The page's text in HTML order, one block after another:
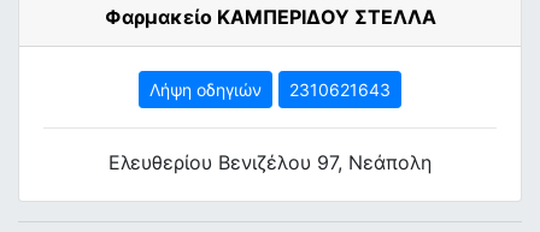
Φαρμακείο ΚΑΜΠΕΡΙΔΟΥ ΣΤΕΛΛΑ
Λήψη οδηγιών 2310621643
Ελευθερίου Βενιζέλου 97, Νεάπολη